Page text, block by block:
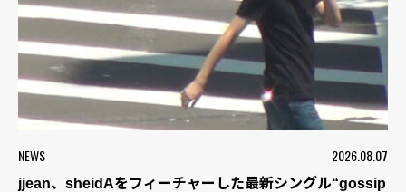
NEWS 2026.08.07
jjean、sheidAをフィーチャーした最新シングル“gossip